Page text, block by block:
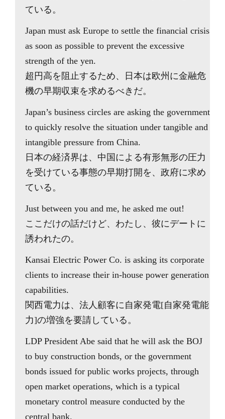
ている。
Japan must ask Europe to settle the financial crisis
as soon as possible to prevent the excessive
strength of the yen.
超円高を阻止するため、日本は欧州に金融危
機の早期収束を求めるべきだ。
Japan’s business circles are asking the government
to quickly resolve the situation under tangible and
intangible pressure from China.
日本の経済界は、中国による有形無形の圧力
を受けている事態の早期打開を、政府に求め
ている。
Just between you and me, he asked me out!
ここだけの話だけど、わたし、彼にデートに
誘われたの。
Kansai Electric Power Co. is asking its corporate
clients to increase their in-house power generation
capabilities.
関西電力は、法人顧客に自家発電[自家発電能
力]の増強を要請している。
LDP President Abe said that he will ask the BOJ
to buy construction bonds, or the government
bonds issued for public works projects, through
open market operations, which is a typical
monetary control measure conducted by the
central bank.